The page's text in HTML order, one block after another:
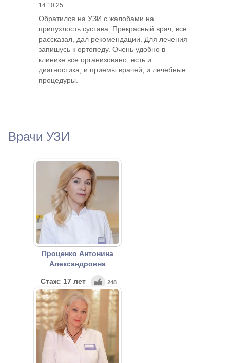
14.10.25
Обратился на УЗИ с жалобами на
припухлость сустава. Прекрасный врач, все
рассказал, дал рекомендации. Для лечения
запишусь к ортопеду. Очень удобно в
клинике все организовано, есть и
диагностика, и приемы врачей, и лечебные
процедуры.
Врачи УЗИ
Проценко Антонина
Александровна
248
Стаж: 17 лет
Врач-офтальмолог